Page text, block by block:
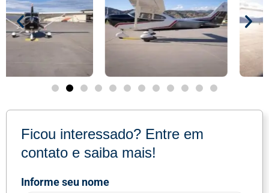
Ficou interessado? Entre em
contato e saiba mais!
Informe seu nome